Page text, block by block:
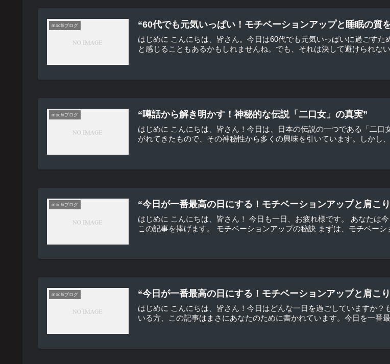
mochiブログ “60代でも元気いっぱい！モチベーションアップと睡眠の質
はじめに こんにちは、皆さん。今日は60代でも元気いっぱいに過ごす
と感じることもあるかもしれませんね。でも、それは決して避けられな
mochiブログ “噂話から解き明かす！神秘的な伝説「二口女」の真実”
はじめに こんにちは、皆さん！今日は、日本の伝説の一つである「二
がれてきたもので、その神秘性から多くの興味を引いています。しかし
mochiブログ “今日が一番最高の日にする！モチベーションアップと肩こ
はじめに こんにちは、皆さん！ 今日も一日、お疲れ様です。 あなたは
この記事を捧げます。 モチベーションアップの秘訣 まずは、モチベー
mochiブログ “今日が一番最高の日にする！モチベーションアップと肩こ
はじめに こんにちは、皆さん！今日はどんな一日を過ごしていますか
いる方、この記事はまさにあなたのために書かれています。今日を一番